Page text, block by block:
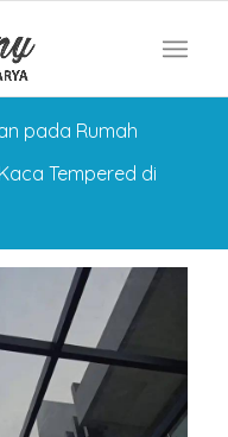
pada Rumah
Tempered di